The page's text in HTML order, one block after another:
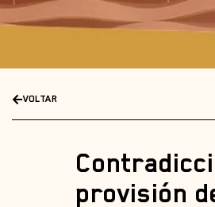
VOLTAR
provisión